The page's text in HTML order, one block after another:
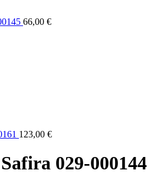
66,00 €
123,00 €
029-000144